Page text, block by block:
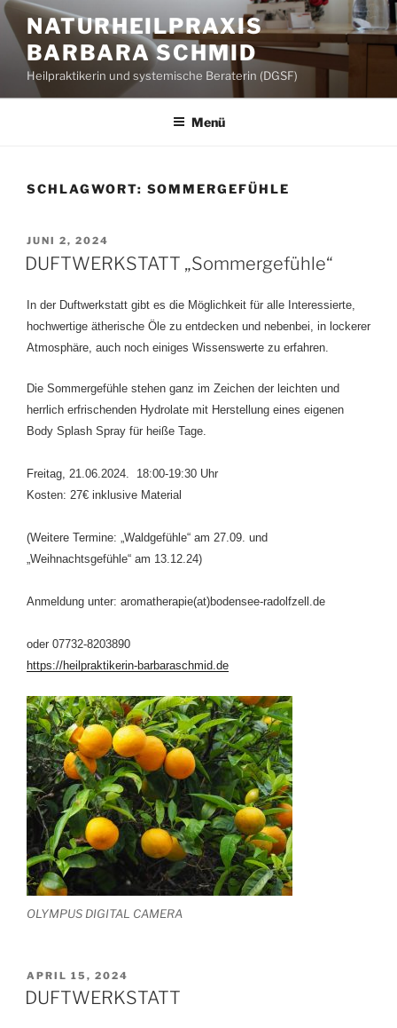
Zum
Inhalt
springen
NATURHEILPRAXIS
BARBARA SCHMID
Heilpraktikerin und systemische Beraterin (DGSF)
Menü
SCHLAGWORT: SOMMERGEFÜHLE
VERÖFFENTLICHT
AM
JUNI 2, 2024
DUFTWERKSTATT „Sommergefühle“
In der Duftwerkstatt gibt es die Möglichkeit für alle Interessierte,
hochwertige ätherische Öle zu entdecken und nebenbei, in lockerer
Atmosphäre, auch noch einiges Wissenswerte zu erfahren.
Die Sommergefühle stehen ganz im Zeichen der leichten und
herrlich erfrischenden Hydrolate mit Herstellung eines eigenen
Body Splash Spray für heiße Tage.
Freitag, 21.06.2024. 18:00-19:30 Uhr
Kosten: 27€ inklusive Material
(Weitere Termine: „Waldgefühle“ am 27.09. und
„Weihnachtsgefühle“ am 13.12.24)
Anmeldung unter: aromatherapie(at)bodensee-radolfzell.de
oder 07732-8203890
https://heilpraktikerin-barbaraschmid.de
OLYMPUS DIGITAL CAMERA
VERÖFFENTLICHT
AM
APRIL 15, 2024
DUFTWERKSTATT